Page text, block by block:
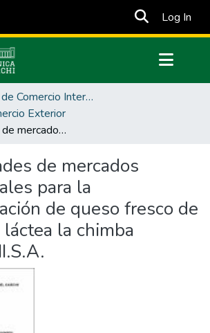
Log In
Facultad de Comercio Internacional, Integración, Administración y Economía Empresarial
Exterior
Oportunidades de mercados internacionales para la comercialización de queso fresco de la Industria láctea la chimba INDULACHI.S.A.
de mercados
para la
de queso fresco de
la chimba